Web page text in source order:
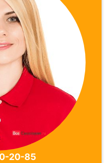
20-85